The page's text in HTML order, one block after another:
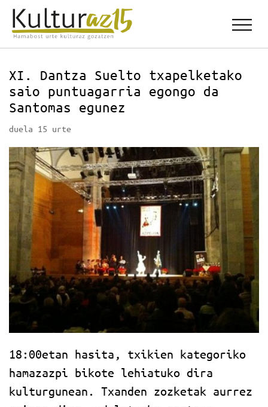
XI. Dantza Suelto txapelketako
saio puntuagarria egongo da
Santomas egunez
duela 15 urte
18:00etan hasita, txikien kategoriko
hamazazpi bikote lehiatuko dira
kulturgunean. Txanden zozketak aurrez